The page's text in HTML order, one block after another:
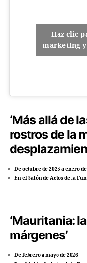
Haz clic
marketing
‘Más allá de
rostros de la
De octubre de 2025 a enero
En el Salón de Actos de la
‘Mauritania:
márgenes’
De febrero a mayo de 2026